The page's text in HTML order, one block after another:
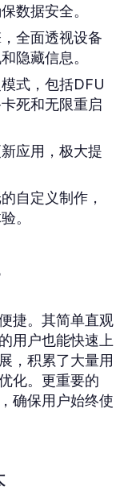
数据安全。
全面透视设备
隐藏信息。
式，包括DFU
死和无限重启
应用，极大提
自定义制作，
。
捷。其简单直观
用户也能快速上
，积累了大量用
化。更重要的
确保用户始终使